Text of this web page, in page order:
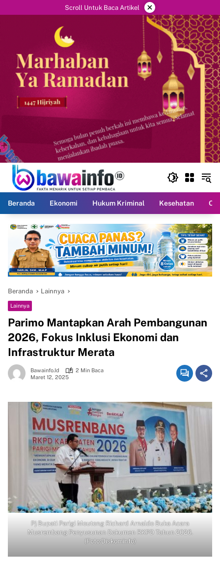
ke
Scroll Untuk Baca Artikel ×
Beranda Ekonomi Hukum Kriminal Kesehatan
Beranda Lainnya
Lainnya
Parimo Mantapkan Arah Pembangunan
2026, Fokus Inklusi Ekonomi dan
Infrastruktur Merata
Bawainfo.id
2 Min Baca
Maret 12, 2025
Pj Bupati Parigi Moutong Richard Arnaldo Buka Acara
Musrembang Penyusunan Dokumen RKPD Tahun 2026.
(Foto:Diskominfo)